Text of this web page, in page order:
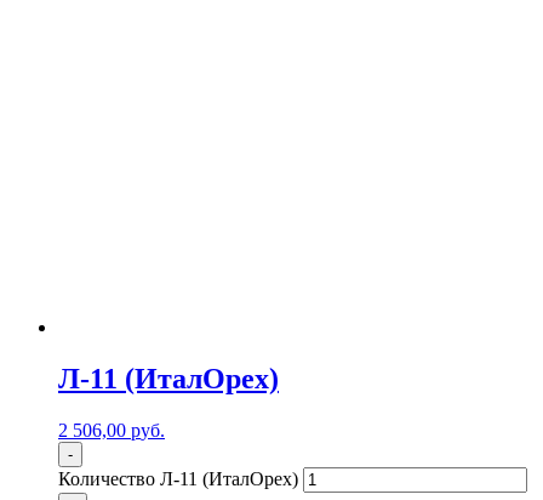
Л-11 (ИталОрех)
2 506,00 руб.
-
Количество Л-11 (ИталОрех)